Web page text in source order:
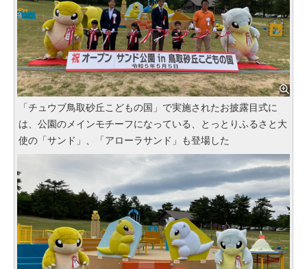
「チュウブ鳥取砂丘こどもの国」で実施されたお披露目式に
は、公園のメインモチーフになっている、とっとりふるさと大
使の「サンド」、「アローラサンド」も登場した